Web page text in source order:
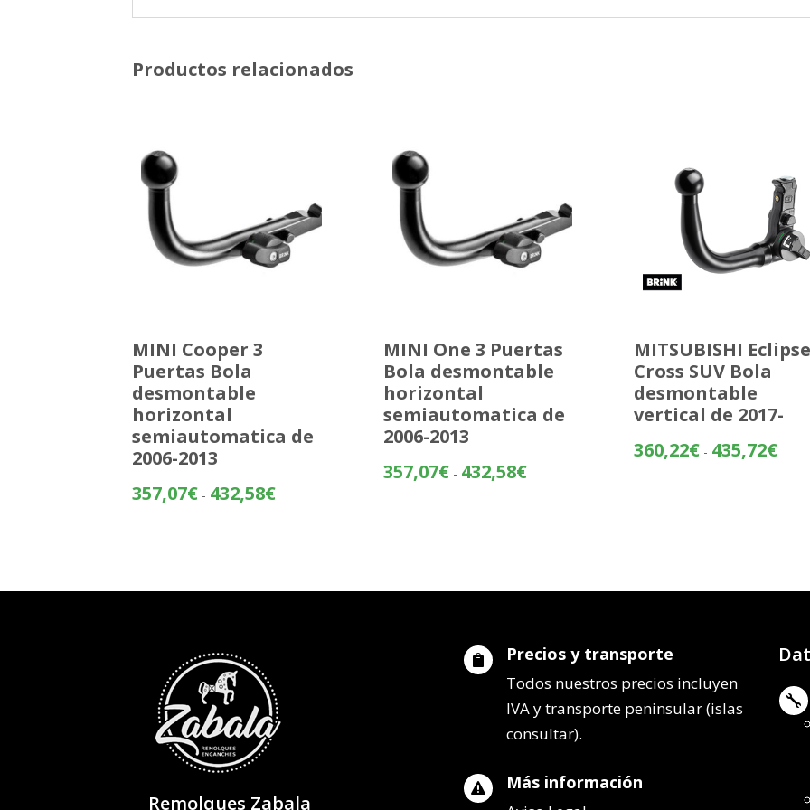
Productos relacionados
MINI Cooper 3
Puertas Bola
desmontable
horizontal
semiautomatica de
2006-2013
357,07€ - 432,58€Rango
hasta
MINI One 3 Puertas
Bola desmontable
horizontal
semiautomatica de
2006-2013
357,07€ - 432,58€Rango
432,58€
MITSUBISHI Eclipse
Cross SUV Bola
desmontable
vertical de 2017-
360,22€ - 435,72€
Remolques Zabala
 Precios y transporte
Todos nuestros precios incluyen
IVA y transporte peninsular (islas
consultar).
 Más información
